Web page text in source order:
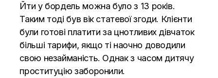
Йти у бордель можна було з 13 років.
Таким тоді був вік статевої згоди. Клієнти
були готові платити за цнотливих дівчаток
більші тарифи, якщо ті наочно доводили
свою незайманість. Однак з часом дитячу
проституцію заборонили.